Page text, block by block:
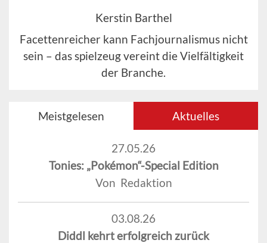
Kerstin Barthel
Facettenreicher kann Fachjournalismus nicht
sein – das spielzeug vereint die Vielfältigkeit
der Branche.
Meistgelesen Aktuelles
27.05.26
Tonies: „Pokémon“-Special Edition
Von Redaktion
03.08.26
Diddl kehrt erfolgreich zurück